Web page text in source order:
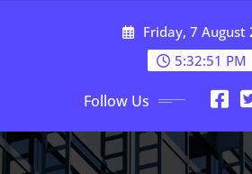
Friday, 7 August
5:32:52 PM
Follow Us